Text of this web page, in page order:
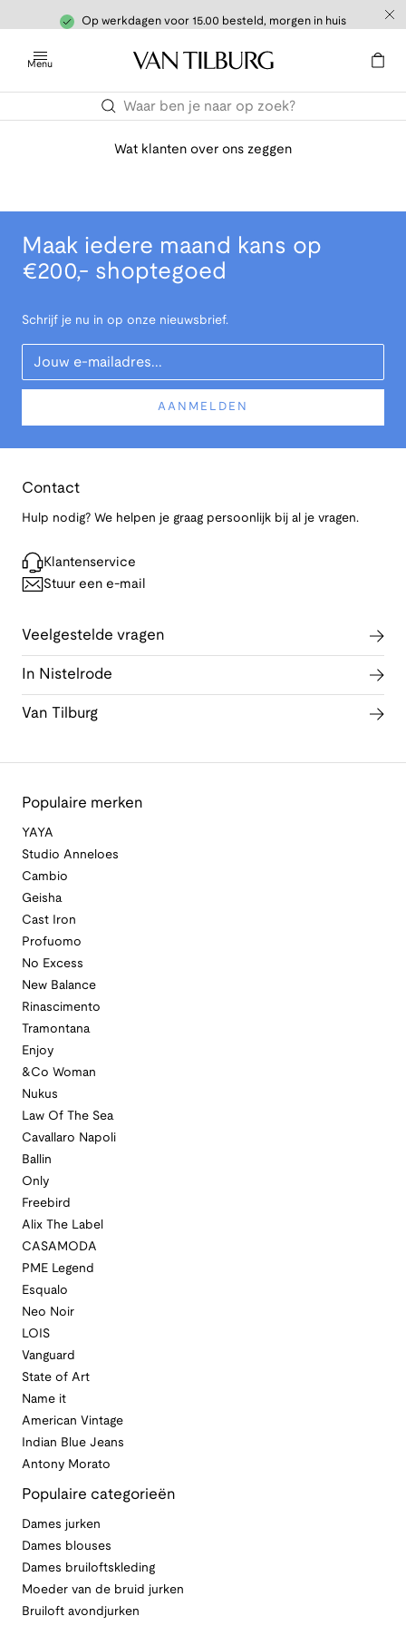
Op werkdagen voor 15.00 besteld, morgen in huis
Menu
Wat klanten over ons zeggen
Maak iedere maand kans op
€200,- shoptegoed
Schrijf je nu in op onze nieuwsbrief.
Your Email
AANMELDEN
Contact
Hulp nodig? We helpen je graag persoonlijk bij al je vragen.
Klantenservice
Stuur een e-mail
Veelgestelde vragen
In Nistelrode
Van Tilburg
Populaire merken
YAYA
Studio Anneloes
Cambio
Geisha
Cast Iron
Profuomo
No Excess
New Balance
Rinascimento
Tramontana
Enjoy
&Co Woman
Nukus
Law Of The Sea
Cavallaro Napoli
Ballin
Only
Freebird
Alix The Label
CASAMODA
PME Legend
Esqualo
Neo Noir
LOIS
Vanguard
State of Art
Name it
American Vintage
Indian Blue Jeans
Antony Morato
Populaire categorieën
Dames jurken
Dames blouses
Dames bruiloftskleding
Moeder van de bruid jurken
Bruiloft avondjurken